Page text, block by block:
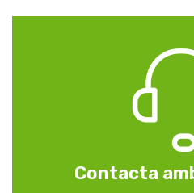
Contacta